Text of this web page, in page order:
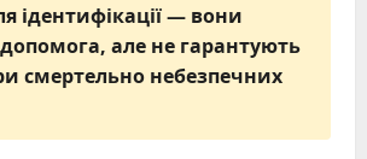
ідентифікації — вони
але не гарантують
смертельно небезпечних